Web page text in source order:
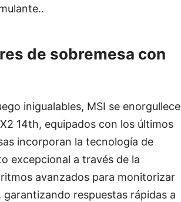
de sobremesa con
inigualables, MSI se enorgullece
14th, equipados con los últimos
incorporan la tecnología de
excepcional a través de la
avanzados para monitorizar
respuestas rápidas a